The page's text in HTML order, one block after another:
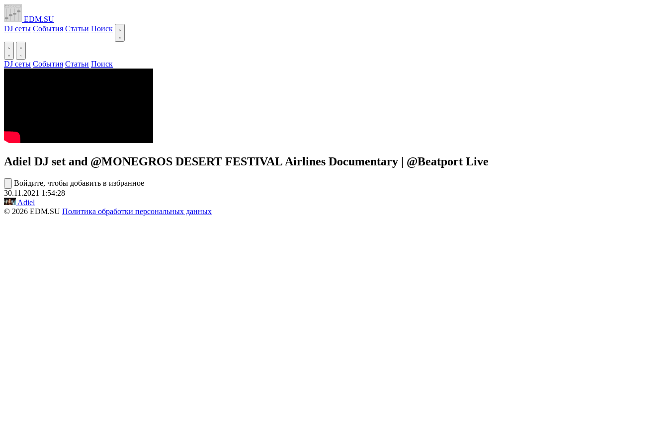
EDM.SU
DJ сеты События Статьи Поиск
DJ сеты События Статьи Поиск
Adiel DJ set and @MONEGROS DESERT FESTIVAL Airlines Documentary | @Beatport Live
Войдите, чтобы добавить в избранное
30.11.2021 1:54:28
Adiel
© 2026 EDM.SU Политика обработки персональных данных